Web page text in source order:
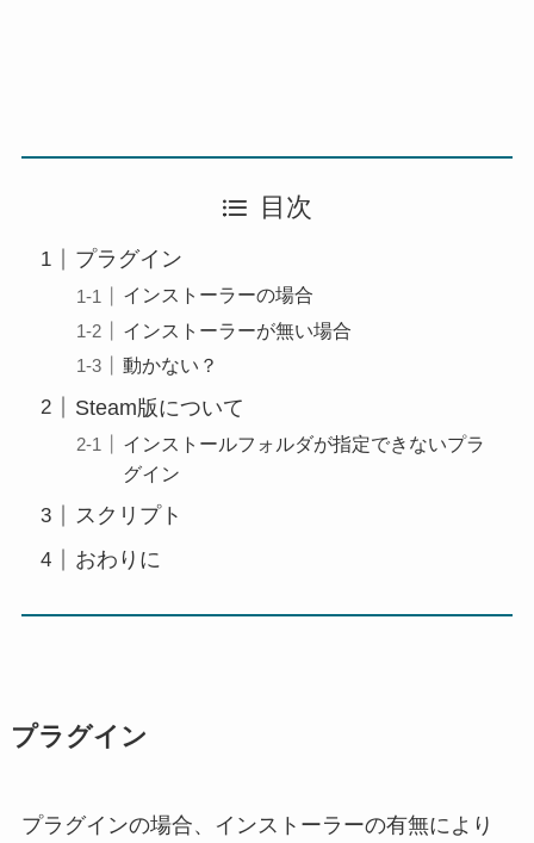
目次
プラグイン
インストーラーの場合
インストーラーが無い場合
動かない？
Steam版について
インストールフォルダが指定できないプラ
グイン
スクリプト
おわりに
プラグイン
プラグインの場合、インストーラーの有無により